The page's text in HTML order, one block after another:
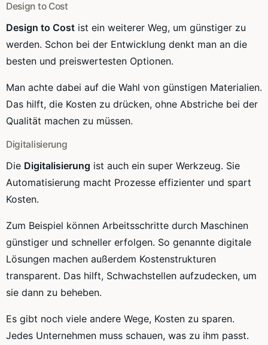
Design to Cost
Design to Cost ist ein weiterer Weg, um günstiger zu
werden. Schon bei der Entwicklung denkt man an die
besten und preiswertesten Optionen.
Man achte dabei auf die Wahl von günstigen Materialien.
Das hilft, die Kosten zu drücken, ohne Abstriche bei der
Qualität machen zu müssen.
Digitalisierung
Die Digitalisierung ist auch ein super Werkzeug. Sie
Automatisierung macht Prozesse effizienter und spart
Kosten.
Zum Beispiel können Arbeitsschritte durch Maschinen
günstiger und schneller erfolgen. So genannte digitale
Lösungen machen außerdem Kostenstrukturen
transparent. Das hilft, Schwachstellen aufzudecken, um
sie dann zu beheben.
Es gibt noch viele andere Wege, Kosten zu sparen.
Jedes Unternehmen muss schauen, was zu ihm passt.